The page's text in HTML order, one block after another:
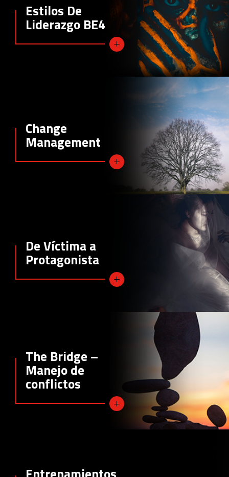
Estilos De
Liderazgo BE4
Change
Management
De Víctima a
Protagonista
The Bridge –
Manejo de
conflictos